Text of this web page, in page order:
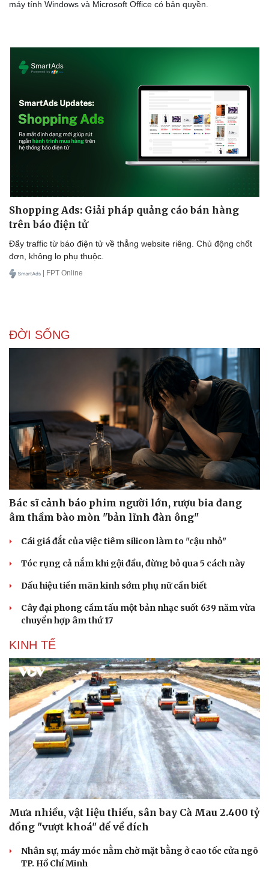
Thông tin doanh nghiệp
Doanh nhân
Tin Công nghệ
máy tính Windows và Microsoft Office có bản quyền.
Shopping Ads: Giải pháp quảng cáo bán hàng
trên báo điện tử
Đẩy traffic từ báo điện tử về thẳng website riêng. Chủ động chốt
đơn, không lo phụ thuộc.
| FPT Online
ĐỜI SỐNG
Bác sĩ cảnh báo phim người lớn, rượu bia đang
âm thầm bào mòn "bản lĩnh đàn ông"
Cái giá đắt của việc tiêm silicon làm to "cậu nhỏ"
Tóc rụng cả nắm khi gội đầu, đừng bỏ qua 5 cách này
Dấu hiệu tiền mãn kinh sớm phụ nữ cần biết
Cây đại phong cầm tấu một bản nhạc suốt 639 năm vừa
chuyển hợp âm thứ 17
KINH TẾ
Mưa nhiều, vật liệu thiếu, sân bay Cà Mau 2.400 tỷ
đồng "vượt khoá" để về đích
Nhân sự, máy móc nằm chờ mặt bằng ở cao tốc cửa ngõ
TP. Hồ Chí Minh